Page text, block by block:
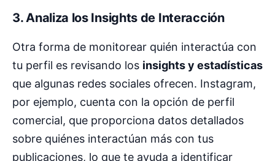
3. Analiza los Insights de Interacción
Otra forma de monitorear quién interactúa con
tu perfil es revisando los insights y estadísticas
que algunas redes sociales ofrecen. Instagram,
por ejemplo, cuenta con la opción de perfil
comercial, que proporciona datos detallados
sobre quiénes interactúan más con tus
publicaciones, lo que te ayuda a identificar